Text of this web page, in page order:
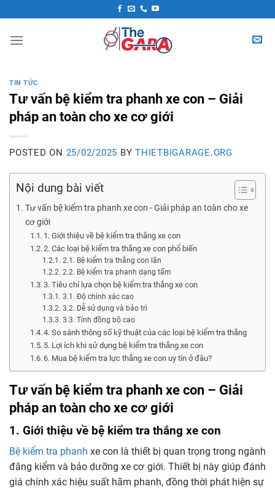
to
content
TIN TỨC
Tư vấn bệ kiểm tra phanh xe con – Giải
pháp an toàn cho xe cơ giới
POSTED ON 25/02/2025 BY THIETBIGARAGE.ORG
Nội dung bài viết
Tư vấn bệ kiểm tra phanh xe con - Giải pháp an toàn cho xe
cơ giới
1. Giới thiệu về bệ kiểm tra thắng xe con
2. Các loại bệ kiểm tra thắng xe con phổ biến
2.1. Bệ kiểm tra thắng con lăn
2.2. Bệ kiểm tra phanh dạng tấm
3. Tiêu chí lựa chọn bệ kiểm tra thắng xe con
3.1. Độ chính xác cao
3.2. Dễ sử dụng và bảo trì
3.3. Tính đồng bộ cao
4. So sánh thông số kỹ thuật của các loại bệ kiểm tra thắng
5. Lợi ích khi sử dụng bệ kiểm tra thắng xe con
6. Mua bệ kiểm tra lực thắng xe con uy tín ở đâu?
Tư vấn bệ kiểm tra phanh xe con – Giải
pháp an toàn cho xe cơ giới
1. Giới thiệu về bệ kiểm tra thắng xe con
Bệ kiểm tra phanh xe con là thiết bị quan trọng trong ngành
đăng kiểm và bảo dưỡng xe cơ giới. Thiết bị này giúp đánh
giá chính xác hiệu suất hãm phanh, đồng thời phát hiện sự